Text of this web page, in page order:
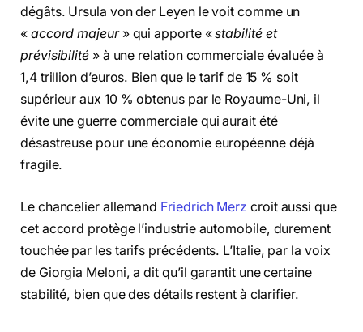
dégâts. Ursula von der Leyen le voit comme un
« accord majeur» qui apporte «stabilité et
prévisibilité» à une relation commerciale évaluée à
1,4 trillion d’euros. Bien que le tarif de 15 % soit
supérieur aux 10 % obtenus par le Royaume-Uni, il
évite une guerre commerciale qui aurait été
désastreuse pour une économie européenne déjà
fragile.
Le chancelier allemand Friedrich Merz croit aussi que
cet accord protège l’industrie automobile, durement
touchée par les tarifs précédents. L’Italie, par la voix
de Giorgia Meloni, a dit qu’il garantit une certaine
stabilité, bien que des détails restent à clarifier.